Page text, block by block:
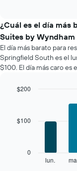
el
precio
promedio
de
una
habitación
mes
muestra
¿Cuál es el día más
Suites by
El día más barato para
Springfield South es el
$100. El día más caro es
lun.
0
$100
$200